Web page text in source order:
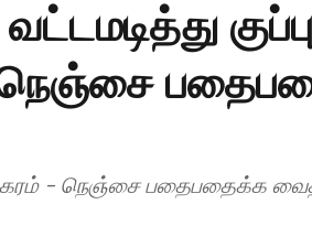
நெஞ்சை
- நெஞ்சை பதைபதைக்க